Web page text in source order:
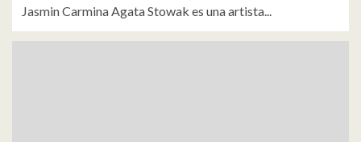
Jasmin Carmina Agata Stowak es una artista...